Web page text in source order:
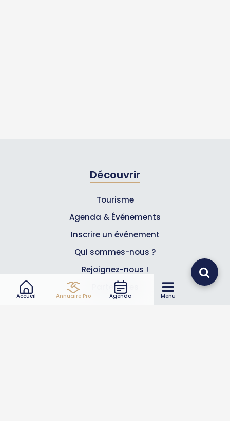
Accueil Annuaire Pro Agenda Menu
Découvrir
Tourisme
Agenda & Événements
Inscrire un événement
Qui sommes-nous ?
Rejoignez-nous !
Partenaires